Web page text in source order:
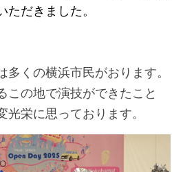
だきました。
多くの横浜市民がおります。
この地で演技ができたこと
光栄に思っております。